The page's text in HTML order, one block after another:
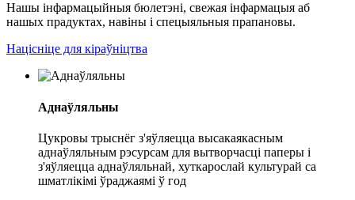
Нашы інфармацыйныя бюлетэні, свежая інфармацыя аб
нашых прадуктах, навіны і спецыяльныя прапановы.
Націсніце для кіраўніцтва
Аднаўляльны
Цукровы трыснёг з'яўляецца высакаякасным
аднаўляльным рэсурсам для вытворчасці паперы і
з'яўляецца аднаўляльнай, хуткарослай культурай са
шматлікімі ўраджаямі ў год